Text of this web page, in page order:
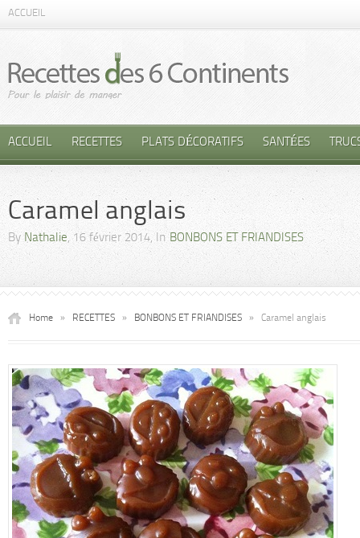
ACCUEIL
ACCUEIL RECETTES PLATS DÉCORATIFS SANTÉES
Caramel anglais
By Nathalie, 16 février 2014, InBONBONS ET FRIANDISES
Home » RECETTES » BONBONS ET FRIANDISES » Caramel anglais